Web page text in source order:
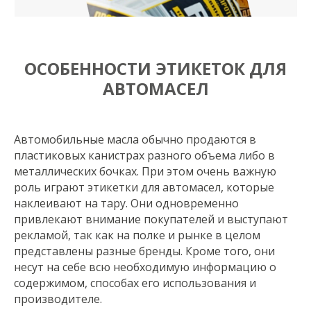
ОСОБЕННОСТИ ЭТИКЕТОК ДЛЯ
АВТОМАСЕЛ
Автомобильные масла обычно продаются в
пластиковых канистрах разного объема либо в
металлических бочках. При этом очень важную
роль играют этикетки для автомасел, которые
наклеивают на тару. Они одновременно
привлекают внимание покупателей и выступают
рекламой, так как на полке и рынке в целом
представлены разные бренды. Кроме того, они
несут на себе всю необходимую информацию о
содержимом, способах его использования и
производителе.